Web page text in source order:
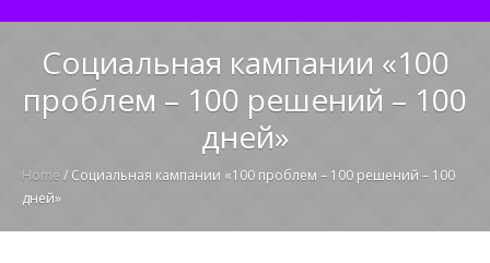
Социальная кампании «100
проблем – 100 решений – 100
дней»
Home / Социальная кампании «100 проблем – 100 решений – 100
дней»